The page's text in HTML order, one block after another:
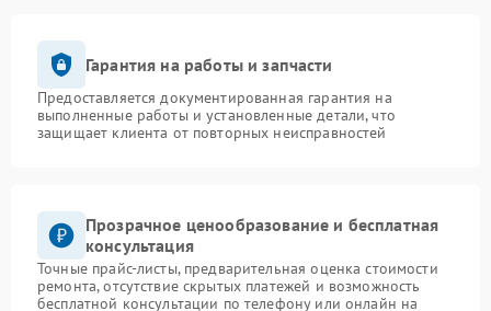
Гарантия на работы и запчасти
Предоставляется документированная гарантия на
выполненные работы и установленные детали, что
защищает клиента от повторных неисправностей
Прозрачное ценообразование и бесплатная
консультация
Точные прайс-листы, предварительная оценка стоимости
ремонта, отсутствие скрытых платежей и возможность
бесплатной консультации по телефону или онлайн на